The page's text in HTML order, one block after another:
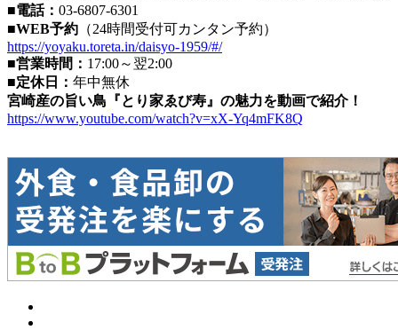
■電話： 03-6807-6301
■WEB予約 （24時間受付可カンタン予約）
https://yoyaku.toreta.in/daisyo-1959/#/
■営業時間： 17:00～翌2:00
■定休日： 年中無休
宮崎産の旨い鳥『とり家ゑび寿』の魅力を動画で紹介！
https://www.youtube.com/watch?v=xX-Yq4mFK8Q